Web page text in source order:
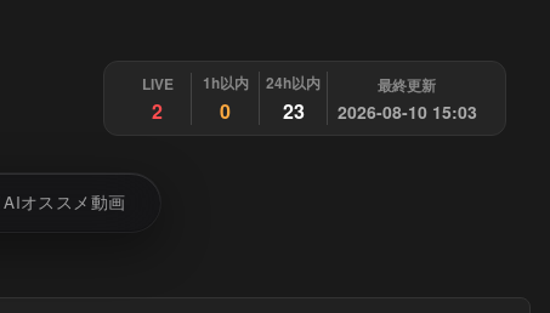
LIVE
2
1h以内
0
24h以内
23
最終更新
2026-08-10 15:03
AIオススメ動画